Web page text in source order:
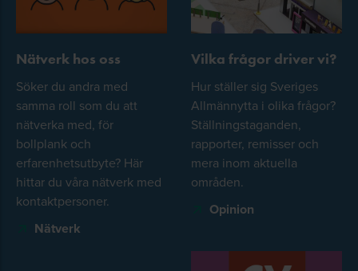
Nätverk hos oss
Söker du andra med
samma roll som du att
nätverka med, för
bollplank och
erfarenhetsutbyte? Här
hittar du våra nätverk med
kontaktpersoner.
Nätverk
Vilka frågor driver vi?
Hur ställer sig Sveriges
Allmännytta i olika frågor?
Ställningstaganden,
rapporter, remisser och
mera inom aktuella
områden.
Opinion